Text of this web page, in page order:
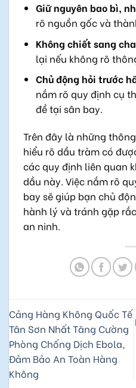
Giữ nguyên bao bì,
rõ nguồn gốc và
Không chiết sang
lại nếu không rõ
Chủ động hỏi trước
nắm rõ quy định cụ
đề tại sân bay.
Trên đây là những
hiểu rõ dầu tràm có
các quy định liên quan
dầu này. Việc nắm rõ
bay sẽ giúp bạn chủ
hành lý và tránh gặp
an ninh.
Cảng Hàng Không Quốc Tế
Tân Sơn Nhất Tăng Cường
Phòng Chống Dịch Ebola,
Đảm Bảo An Toàn Hàng
Không